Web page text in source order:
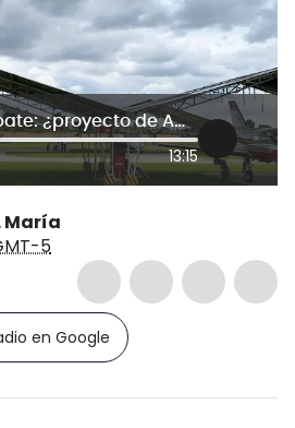
Sigue el debate: ¿proyecto de Amarilo afectaría la seguridad del aeropuerto de Guaymaral?
13:15
María
5
en Google